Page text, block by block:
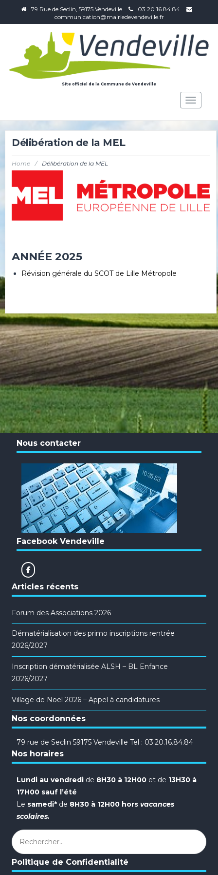
79 Rue de Seclin, 59175 Vendeville
03.20.16.84.84
communication@mairiedevendeville.fr
Site officiel de la Commune de Vendeville
Toggle
Délibération de la MEL
Home / Délibération de la MEL
ANNÉE 2025
Révision générale du SCOT de Lille Métropole
Nous contacter
Facebook Vendeville
Articles récents
Forum des Associations 2026
Dématérialisation des primo inscriptions rentrée
2026/2027
Inscription dématérialisée ALSH – BL Enfance
2026/2027
Village de Noël 2026 – Appel à candidatures
Nos coordonnées
79 rue de Seclin 59175 Vendeville Tel : 03.20.16.84.84
Nos horaires
Lundi au vendredi de 8H30 à 12H00 et de 13H30 à
17H00 sauf l’été
Le samedi* de 8H30 à 12H00 hors vacances
scolaires.
Rechercher :
Politique de Confidentialité